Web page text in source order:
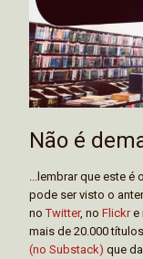
Não é
...lembrar que este
pode ser visto o
noTwitter, no Flickre
mais de 20.000
(no Substack) que